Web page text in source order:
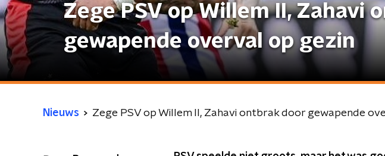
Zege PSV op Willem II, Zahavi
gewapende overval op gezin
Nieuws Zege PSV op Willem II, Zahavi ontbrak door gewapende